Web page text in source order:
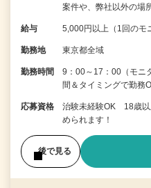
案件や、弊社以外の場
給与 5,000円以上（1回の
勤務地 東京都全域
勤務時間
9：00～17：00（モニ
間＆タイミングで勤務
応募資格
治験未経験OK 18歳以
められます！
後で見る